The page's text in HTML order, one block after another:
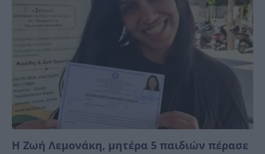
Η Ζωή Λεμονάκη, μητέρα 5 παιδιών πέρασε